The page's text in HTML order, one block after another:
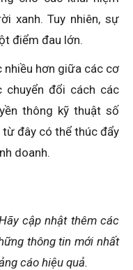
xanh. Tuy nhiên, sự
điểm đau lớn.
nhiều hơn giữa các cơ
chuyển đổi cách các
thông kỹ thuật số
đây có thể thúc đẩy
doanh.
cập nhật thêm các
thông tin mới nhất
cáo hiệu quả.